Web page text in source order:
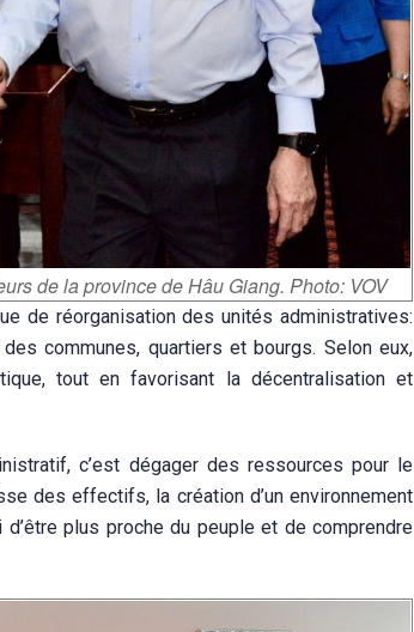
de la province de Hâu Giang. Photo: VOV
de réorganisation des unités administratives:
communes, quartiers et bourgs. Selon eux,
tout en favorisant la décentralisation et
c’est dégager des ressources pour le
des effectifs, la création d’un environnement
plus proche du peuple et de comprendre